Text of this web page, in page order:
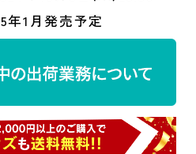
年1月発売予定